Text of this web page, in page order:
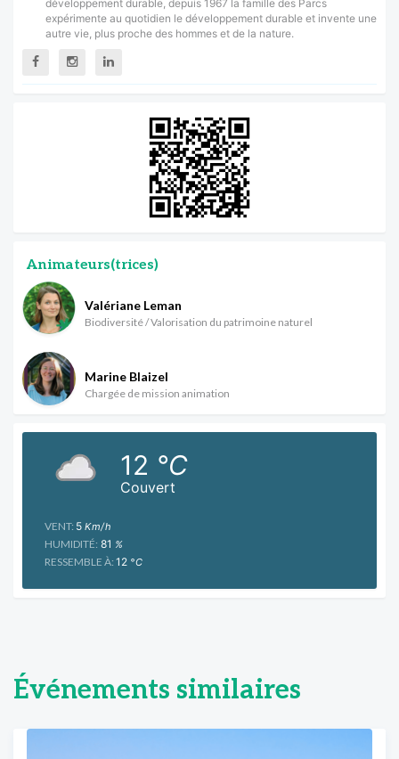
développement durable, depuis 1967 la famille des Parcs
expérimente au quotidien le développement durable et invente une
autre vie, plus proche des hommes et de la nature.
Animateurs(trices)
Valériane Leman
Biodiversité / Valorisation du patrimoine naturel
Marine Blaizel
Chargée de mission animation
Couvert
12 °C
VENT: 5 Km/h
HUMIDITÉ: 81 %
RESSEMBLE À: 12 °C
Événements similaires